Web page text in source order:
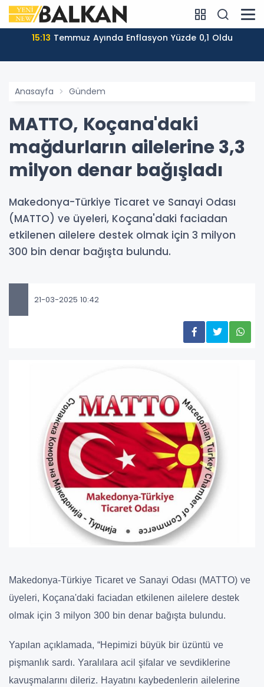
15:13 Temmuz Ayında Enflasyon Yüzde 0,1 Oldu
Anasayfa Gündem
MATTO, Koçana'daki
mağdurların ailelerine 3,3
milyon denar bağışladı
Makedonya-Türkiye Ticaret ve Sanayi Odası
(MATTO) ve üyeleri, Koçana'daki faciadan
etkilenen ailelere destek olmak için 3 milyon
300 bin denar bağışta bulundu.
21-03-2025 10:42
Makedonya-Türkiye Ticaret ve Sanayi Odası (MATTO) ve
üyeleri, Koçana'daki faciadan etkilenen ailelere destek
olmak için 3 milyon 300 bin denar bağışta bulundu.
Yapılan açıklamada, “Hepimizi büyük bir üzüntü ve
pişmanlık sardı. Yaralılara acil şifalar ve sevdiklerine
kavuşmalarını dileriz. Hayatını kaybedenlerin ailelerine